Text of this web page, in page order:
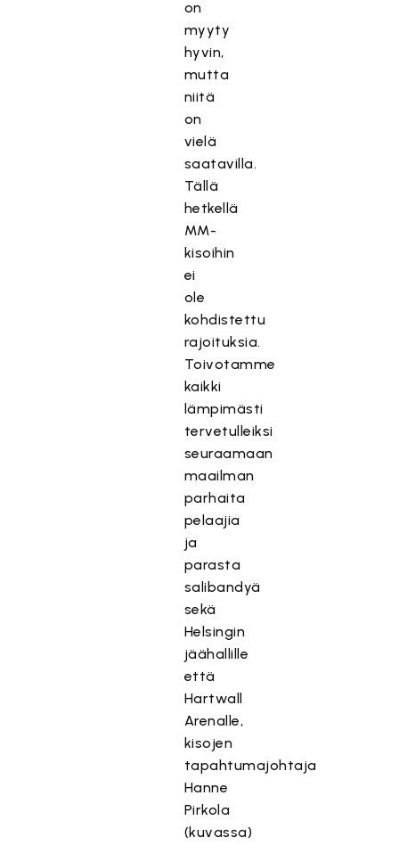
on
myyty
hyvin,
mutta
niitä
on
vielä
saatavilla.
Tällä
hetkellä
MM-
kisoihin
ei
ole
kohdistettu
rajoituksia.
Toivotamme
kaikki
lämpimästi
tervetulleiksi
seuraamaan
maailman
parhaita
pelaajia
ja
parasta
salibandyä
sekä
Helsingin
jäähallille
että
Hartwall
Arenalle,
kisojen
tapahtumajohtaja
Hanne
Pirkola
(kuvassa)